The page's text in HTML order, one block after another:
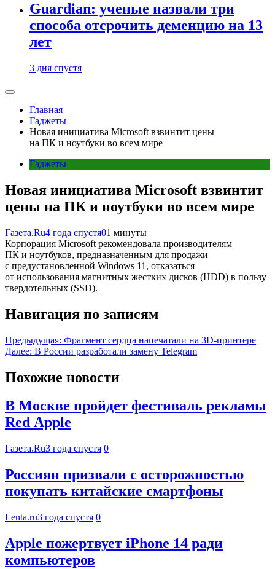
Guardian: ученые назвали три
способа отсрочить деменцию на 13
лет
3 дня спустя
Главная
Гаджеты
Новая инициатива Microsoft взвинтит цены
на ПК и ноутбуки во всем мире
Гаджеты
Новая инициатива Microsoft взвинтит
цены на ПК и ноутбуки во всем мире
Газета.Ru4 года спустя01 минуты
Корпорация Microsoft рекомендовала производителям
ПК и ноутбуков, предназначенным для продажи
с предустановленной Windows 11, отказаться
от использования магнитных жестких дисков (HDD) в пользу
твердотельных (SSD).
Навигация по записям
Предыдущая: Фрагмент сердца напечатали на 3D-принтере
Далее: В России разработали замену Telegram
Похожие новости
В Москве пройдет фестиваль рекламы
Red Apple
Газета.Ru3 года спустя 0
Россиян призвали с осторожностью
покупать китайские смартфоны
Lenta.ru3 года спустя 0
Apple пожертвует iPhone 14 ради
компьютеров